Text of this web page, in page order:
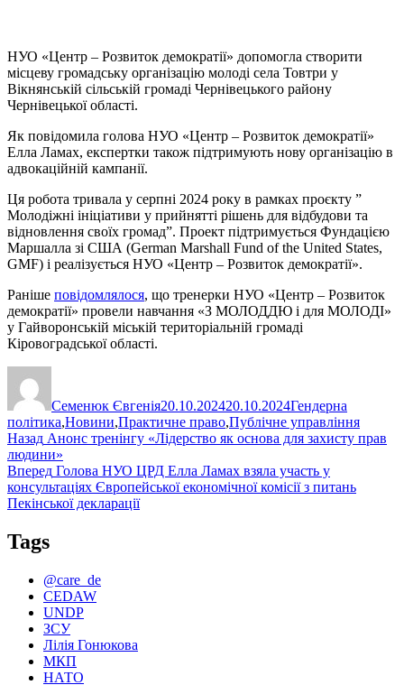
НУО «Центр – Розвиток демократії» допомогла створити
місцеву громадську організацію молоді села Товтри у
Вікнянській сільській громаді Чернівецького району
Чернівецької області.
Як повідомила голова НУО «Центр – Розвиток демократії»
Елла Ламах, експертки також підтримують нову організацію в
адвокаційній кампанії.
Ця робота тривала у серпні 2024 року в рамках проєкту ”
Молодіжні ініціативи у прийнятті рішень для відбудови та
відновлення своїх громад”. Проект підтримується Фундацією
Маршалла зі США (German Marshall Fund of the United States,
GMF) і реалізується НУО «Центр – Розвиток демократії».
Раніше повідомлялося, що тренерки НУО «Центр – Розвиток
демократії» провели навчання «З МОЛОДДЮ і для МОЛОДІ»
у Гайворонській міській територіальній громаді
Кіровоградської області.
Семенюк Євгенія20.10.202420.10.2024Гендерна
політика,Новини,Практичне право,Публічне управління
Навігація
записів
Назад Попередній
запис:
Анонс тренінгу «Лідерство як основа для захисту прав
людини»
Вперед Наступний
запис:
Голова НУО ЦРД Елла Ламах взяла участь у
консультаціях Європейської економічної комісії з питань
Пекінської декларації
Tags
@care_de
CEDAW
UNDP
ЗСУ
Лілія Гонюкова
МКП
НАТО